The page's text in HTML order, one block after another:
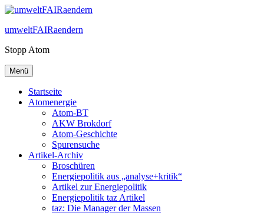
Zum
springen
umweltFAIRaendern
Stopp Atom
Menü
Startseite
Atomenergie
Atom-BT
AKW Brokdorf
Atom-Geschichte
Spurensuche
Artikel-Archiv
Broschüren
Energiepolitik aus „analyse+kritik“
Artikel zur Energiepolitik
Energiepolitik taz Artikel
taz: Die Manager der Massen